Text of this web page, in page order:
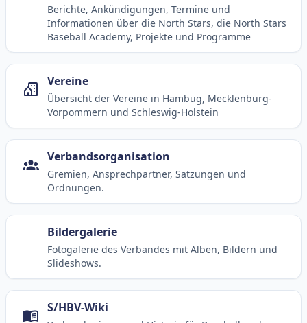
Berichte, Ankündigungen, Termine und
Informationen über die North Stars, die North Stars
Baseball Academy, Projekte und Programme
Vereine
Übersicht der Vereine in Hambug, Mecklenburg-
Vorpommern und Schleswig-Holstein
Verbandsorganisation
Gremien, Ansprechpartner, Satzungen und
Ordnungen.
Bildergalerie
Fotogalerie des Verbandes mit Alben, Bildern und
Slideshows.
S/HBV-Wiki